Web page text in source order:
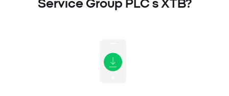
Service Group PLC s XTB?